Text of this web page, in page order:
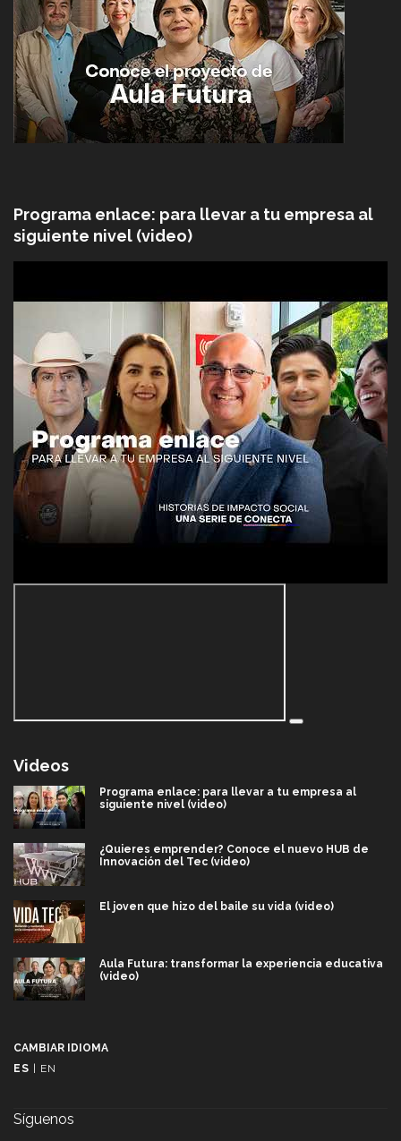
Programa enlace: para llevar a tu empresa al
siguiente nivel (video)
Videos
Programa enlace: para llevar a tu empresa al
siguiente nivel (video)
¿Quieres emprender? Conoce el nuevo HUB de
Innovación del Tec (video)
El joven que hizo del baile su vida (video)
Aula Futura: transformar la experiencia educativa
(video)
CAMBIAR IDIOMA
ES | EN
Síguenos